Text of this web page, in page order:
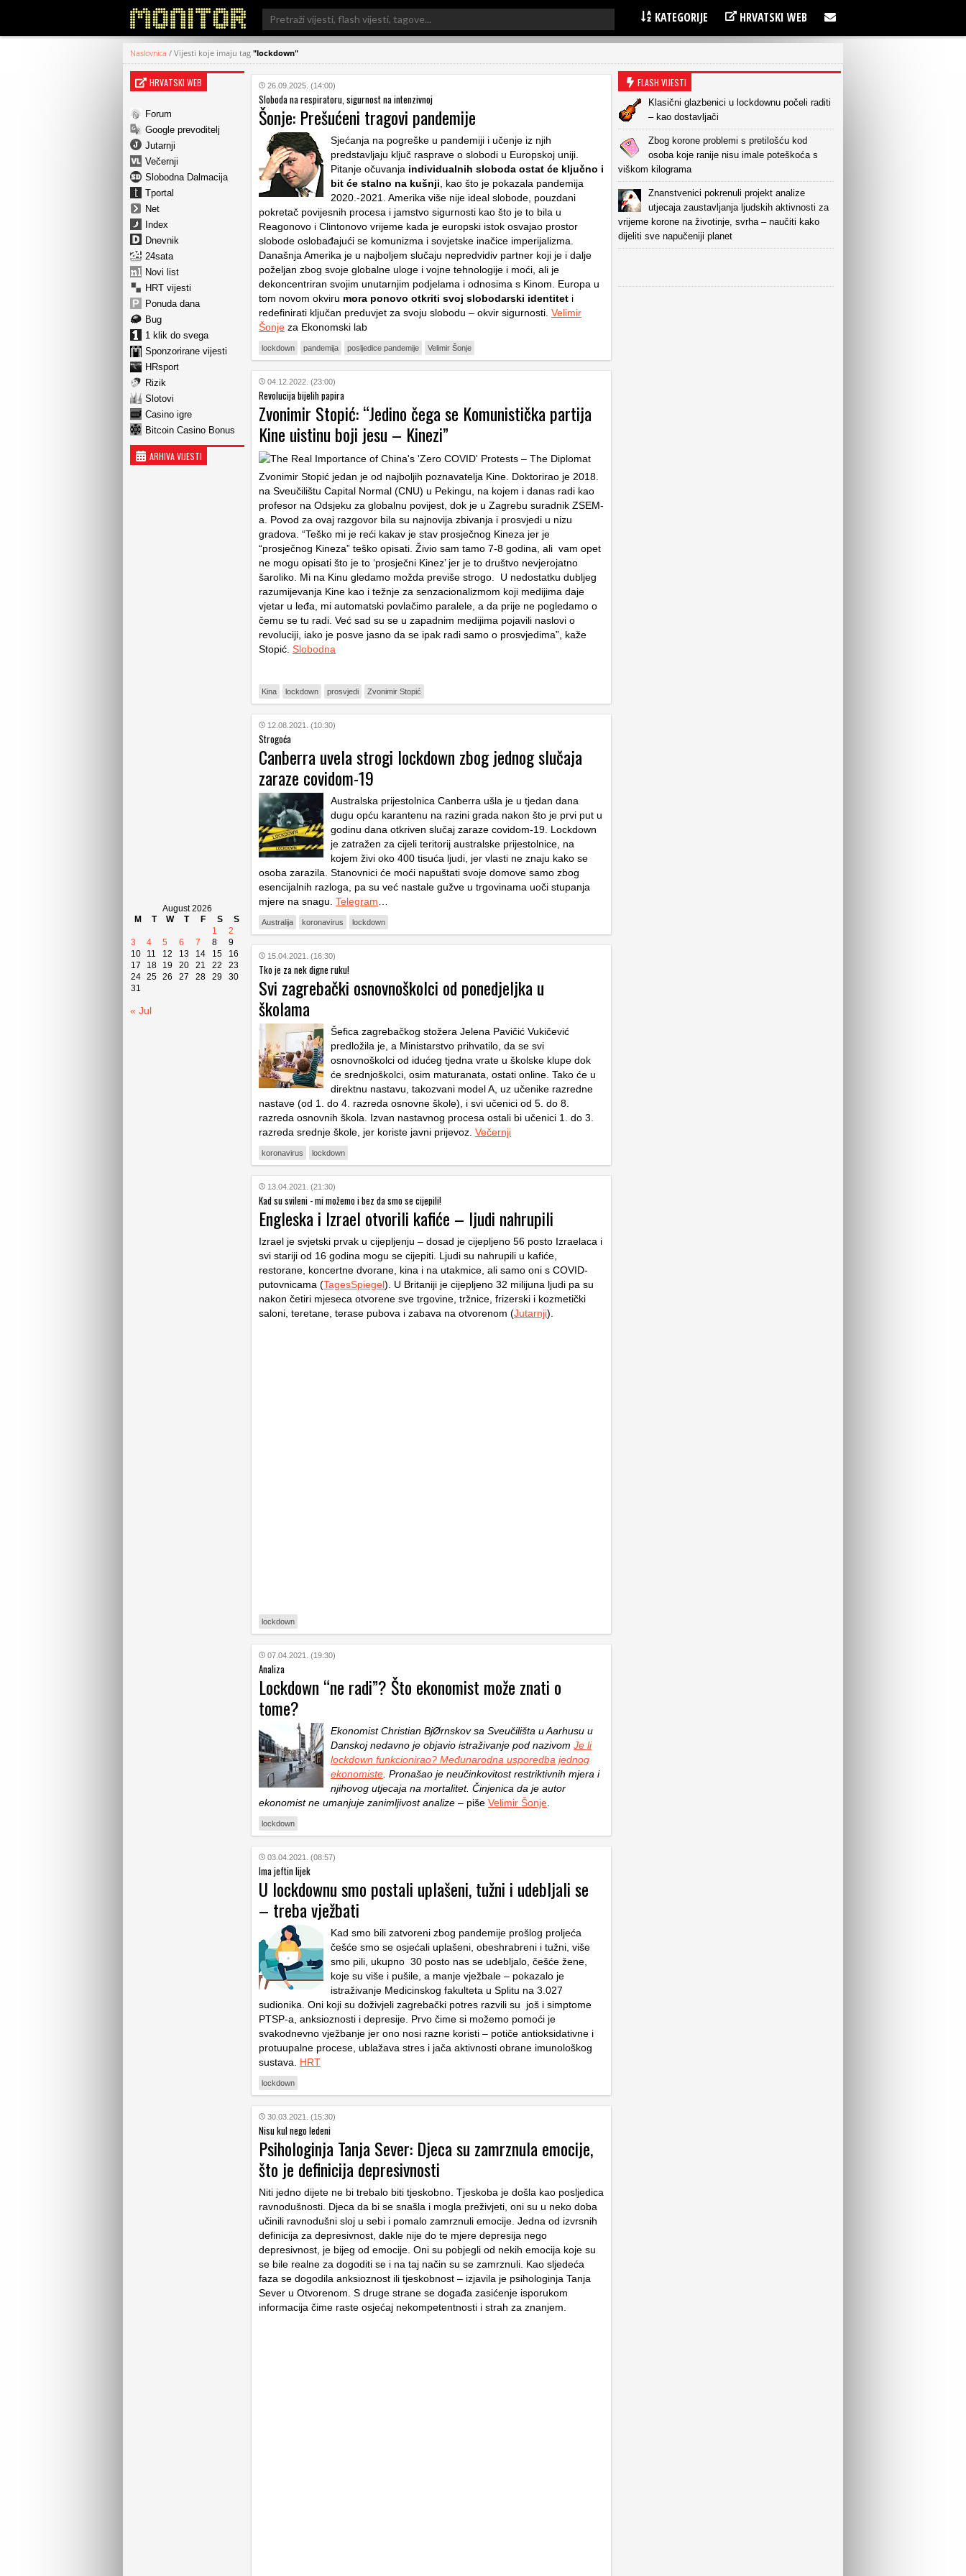
Search
for:
KATEGORIJE HRVATSKI WEB
Naslovnica / Vijesti koje imaju tag "lockdown"
HRVATSKI WEB
Forum
Google prevoditelj
Jutarnji
Večernji
Slobodna Dalmacija
Tportal
Net
Index
Dnevnik
24sata
Novi list
HRT vijesti
Ponuda dana
Bug
1 klik do svega
Sponzorirane vijesti
HRsport
Rizik
Slotovi
Casino igre
Bitcoin Casino Bonus
ARHIVA VIJESTI
August 2026
M
T W T F S
S
1
2
3
4 5 6 7 8
9
10
11 12 13 14 15
16
17
18 19 20 21 22
23
24 25 26 27 28 29
30
31
« Jul
26.09.2025. (14:00)
Sloboda na respiratoru, sigurnost na intenzivnoj
Šonje: Prešućeni tragovi pandemije
Sjećanja na pogreške u pandemiji i učenje iz njih
predstavljaju ključ rasprave o slobodi u Europskoj uniji.
Pitanje očuvanja individualnih sloboda ostat će ključno i
bit će stalno na kušnji , kao što je pokazala pandemija
2020.-2021. Amerika više nije ideal slobode, pouzdani
pokretač povijesnih procesa i jamstvo sigurnosti kao što je to bila u
Reagonovo i Clintonovo vrijeme kada je europski istok osvajao prostor
slobode oslobađajući se komunizma i sovjetske inačice imperijalizma.
Današnja Amerika je u najboljem slučaju nepredvidiv partner koji je i dalje
poželjan zbog svoje globalne uloge i vojne tehnologije i moći, ali je
dekoncentriran svojim unutarnjim podjelama i odnosima s Kinom. Europa u
tom novom okviru mora ponovo otkriti svoj slobodarski identitet i
redefinirati ključan preduvjet za svoju slobodu – okvir sigurnosti. Velimir
Šonje za Ekonomski lab
lockdown pandemija posljedice pandemije Velimir Šonje
04.12.2022. (23:00)
Revolucija bijelih papira
Zvonimir Stopić: “Jedino čega se Komunistička partija
Kine uistinu boji jesu – Kinezi”
Zvonimir Stopić jedan je od najboljih poznavatelja Kine. Doktorirao je 2018.
na Sveučilištu Capital Normal (CNU) u Pekingu, na kojem i danas radi kao
profesor na Odsjeku za globalnu povijest, dok je u Zagrebu suradnik ZSEM-
a. Povod za ovaj razgovor bila su najnovija zbivanja i prosvjedi u nizu
gradova. “Teško mi je reći kakav je stav prosječnog Kineza jer je
“prosječnog Kineza” teško opisati. Živio sam tamo 7-8 godina, ali vam opet
ne mogu opisati što je to ‘prosječni Kinez’ jer je to društvo nevjerojatno
šaroliko. Mi na Kinu gledamo možda previše strogo. U nedostatku dubljeg
razumijevanja Kine kao i težnje za senzacionalizmom koji medijima daje
vjetar u leđa, mi automatski povlačimo paralele, a da prije ne pogledamo o
čemu se tu radi. Već sad su se u zapadnim medijima pojavili naslovi o
revoluciji, iako je posve jasno da se ipak radi samo o prosvjedima”, kaže
Stopić. Slobodna
Kina lockdown prosvjedi Zvonimir Stopić
12.08.2021. (10:30)
Strogoća
Canberra uvela strogi lockdown zbog jednog slučaja
zaraze covidom-19
Australska prijestolnica Canberra ušla je u tjedan dana
dugu opću karantenu na razini grada nakon što je prvi put u
godinu dana otkriven slučaj zaraze covidom-19. Lockdown
je zatražen za cijeli teritorij australske prijestolnice, na
kojem živi oko 400 tisuća ljudi, jer vlasti ne znaju kako se
osoba zarazila. Stanovnici će moći napuštati svoje domove samo zbog
esencijalnih razloga, pa su već nastale gužve u trgovinama uoči stupanja
mjere na snagu. Telegram
Australija koronavirus lockdown
15.04.2021. (16:30)
Tko je za nek digne ruku!
Svi zagrebački osnovnoškolci od ponedjeljka u
školama
Šefica zagrebačkog stožera Jelena Pavičić Vukičević
predložila je, a Ministarstvo prihvatilo, da se svi
osnovnoškolci od idućeg tjedna vrate u školske klupe dok
će srednjoškolci, osim maturanata, ostati online. Tako će u
direktnu nastavu, takozvani model A, uz učenike razredne
nastave (od 1. do 4. razreda osnovne škole), i svi učenici od 5. do 8.
razreda osnovnih škola. Izvan nastavnog procesa ostali bi učenici 1. do 3.
razreda srednje škole, jer koriste javni prijevoz. Večernji
koronavirus lockdown
13.04.2021. (21:30)
Kad su svileni - mi možemo i bez da smo se cijepili!
Engleska i Izrael otvorili kafiće – ljudi nahrupili
Izrael je svjetski prvak u cijepljenju – dosad je cijepljeno 56 posto Izraelaca i
svi stariji od 16 godina mogu se cijepiti. Ljudi su nahrupili u kafiće,
restorane, koncertne dvorane, kina i na utakmice, ali samo oni s COVID-
putovnicama (TagesSpiegel). U Britaniji je cijepljeno 32 milijuna ljudi pa su
nakon četiri mjeseca otvorene sve trgovine, tržnice, frizerski i kozmetički
saloni, teretane, terase pubova i zabava na otvorenom (Jutarnji).
lockdown
07.04.2021. (19:30)
Analiza
Lockdown “ne radi”? Što ekonomist može znati o
tome?
Ekonomist Christian BjØrnskov sa Sveučilišta u Aarhusu u
Danskoj nedavno je objavio istraživanje pod nazivom Je li
lockdown funkcionirao? Međunarodna usporedba jednog
ekonomiste . Pronašao je neučinkovitost restriktivnih mjera i
njihovog utjecaja na mortalitet. Činjenica da je autor
ekonomist ne umanjuje zanimljivost analize – piše Velimir Šonje
lockdown
03.04.2021. (08:57)
Ima jeftin lijek
U lockdownu smo postali uplašeni, tužni i udebljali se
– treba vježbati
Kad smo bili zatvoreni zbog pandemije prošlog proljeća
češće smo se osjećali uplašeni, obeshrabreni i tužni, više
smo pili, ukupno 30 posto nas se udebljalo, češće žene,
koje su više i pušile, a manje vježbale – pokazalo je
istraživanje Medicinskog fakulteta u Splitu na 3.027
sudionika. Oni koji su doživjeli zagrebački potres razvili su još i simptome
PTSP-a, anksioznosti i depresije. Prvo čime si možemo pomoći je
svakodnevno vježbanje jer ono nosi razne koristi – potiče antioksidativne i
protuupalne procese, ublažava stres i jača aktivnosti obrane imunološkog
sustava. HRT
lockdown
30.03.2021. (15:30)
Nisu kul nego ledeni
Psihologinja Tanja Sever: Djeca su zamrznula emocije,
što je definicija depresivnosti
Niti jedno dijete ne bi trebalo biti tjeskobno. Tjeskoba je došla kao posljedica
ravnodušnosti. Djeca da bi se snašla i mogla preživjeti, oni su u neko doba
učinili ravnodušni sloj u sebi i pomalo zamrznuli emocije. Jedna od izvrsnih
definicija za depresivnost, dakle nije do te mjere depresija nego
depresivnost, je bijeg od emocije. Oni su pobjegli od nekih emocija koje su
se bile realne za dogoditi se i na taj način su se zamrznuli. Kao sljedeća
faza se dogodila anksioznost ili tjeskobnost – izjavila je psihologinja Tanja
Sever u Otvorenom. S druge strane se događa zasićenje isporukom
informacija čime raste osjećaj nekompetentnosti i strah za znanjem.
FLASH VIJESTI
Klasični glazbenici u lockdownu počeli raditi
– kao dostavljači
Zbog korone problemi s pretilošću kod
osoba koje ranije nisu imale poteškoća s
viškom kilograma
Znanstvenici pokrenuli projekt analize
utjecaja zaustavljanja ljudskih aktivnosti za
vrijeme korone na životinje, svrha – naučiti kako
dijeliti sve napučeniji planet